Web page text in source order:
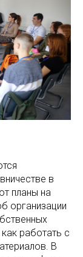
в
планы на
организации
работать с
В